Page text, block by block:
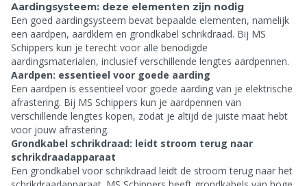
Aardingsysteem: deze elementen zijn nodig
Een goed aardingsysteem bevat bepaalde elementen, namelijk
een aardpen, aardklem en grondkabel schrikdraad. Bij MS
Schippers kun je terecht voor alle benodigde
aardingsmaterialen, inclusief verschillende lengtes aardpennen.
Aardpen: essentieel voor goede aarding
Een aardpen is essentieel voor goede aarding van je elektrische
afrastering. Bij MS Schippers kun je aardpennen van
verschillende lengtes kopen, zodat je altijd de juiste maat hebt
voor jouw afrastering.
Grondkabel schrikdraad: leidt stroom terug naar
schrikdraadapparaat
Een grondkabel voor schrikdraad leidt de stroom terug naar het